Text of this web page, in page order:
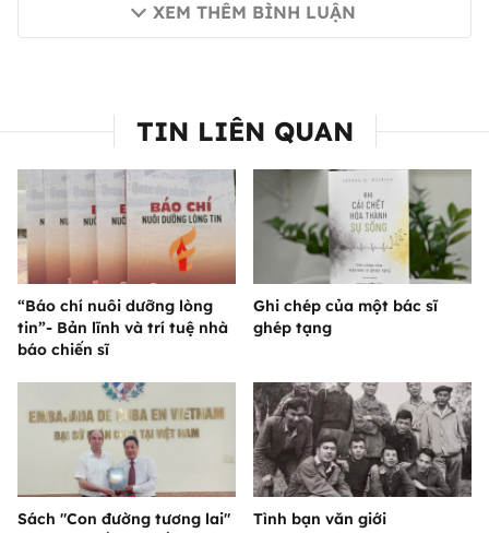
XEM THÊM BÌNH LUẬN
TIN LIÊN QUAN
“Báo chí nuôi dưỡng lòng
tin”- Bản lĩnh và trí tuệ nhà
báo chiến sĩ
Ghi chép của một bác sĩ
ghép tạng
Sách "Con đường tương lai"
Tình bạn văn giới